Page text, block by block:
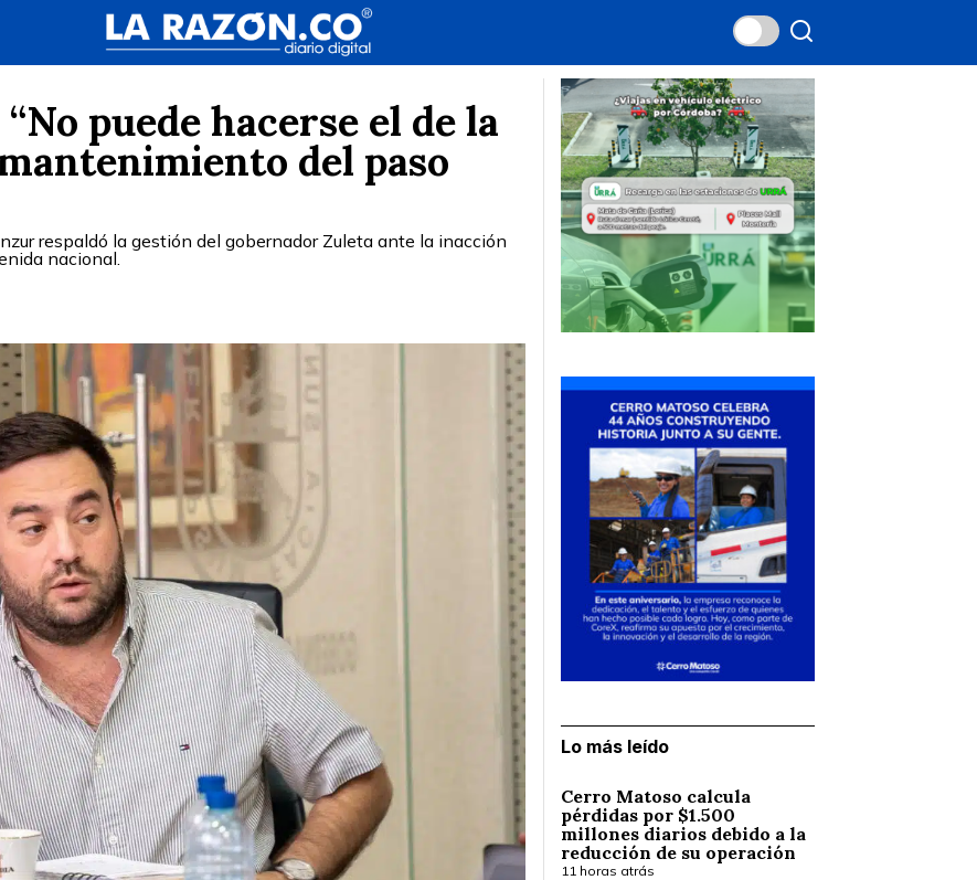
puede hacerse el de la
del paso
respaldó la gestión del gobernador Zuleta ante la inacción
nacional.
Lo más leído
Cerro Matoso calcula
pérdidas por $1.500
millones diarios debido a la
reducción de su operación
11 horas atrás